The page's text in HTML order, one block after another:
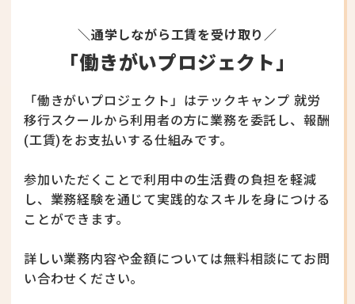
＼通学しながら工賃を受け取り／
「働きがいプロジェクト」
「働きがいプロジェクト」はテックキャンプ 就労
移行スクールから利用者の方に業務を委託し、 報酬
(工賃)をお支払いする仕組みです。
参加いただくことで利用中の生活費の負担を軽減
し、 業務経験を通じて実践的なスキルを身につける
ことができます。
詳しい業務内容や金額については無料相談にてお問
い合わせください。